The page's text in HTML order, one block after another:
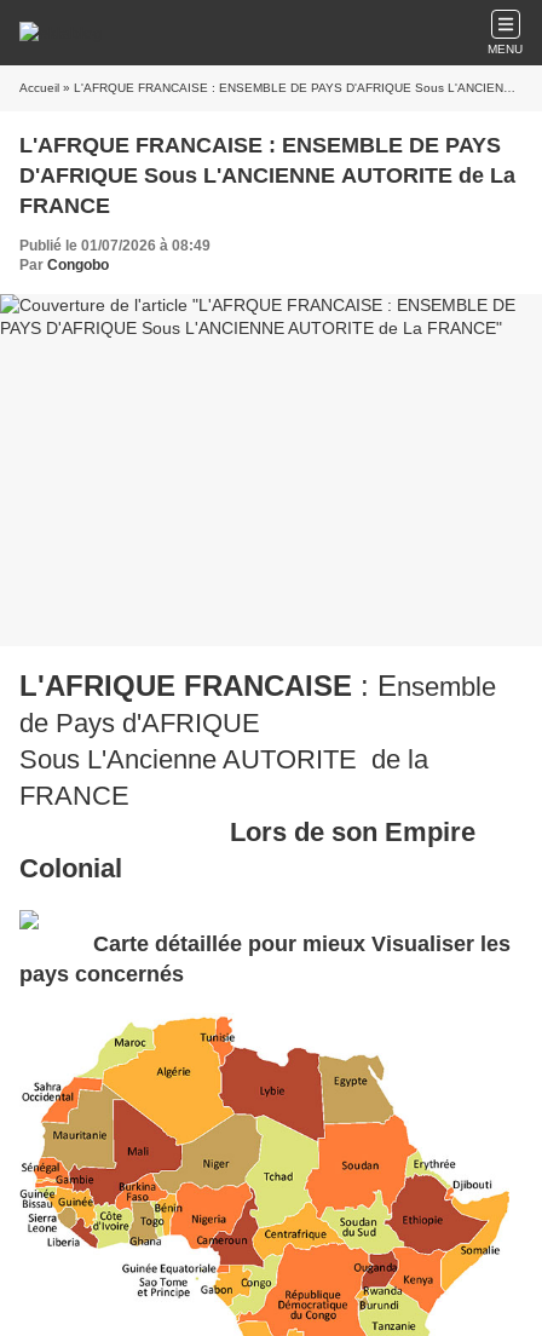
MENU
Accueil » L'AFRQUE FRANCAISE : ENSEMBLE DE PAYS D'AFRIQUE Sous L'ANCIENNE AUTORITE de La FRANCE
L'AFRQUE FRANCAISE : ENSEMBLE DE PAYS
D'AFRIQUE Sous L'ANCIENNE AUTORITE de La
FRANCE
Publié le 01/07/2026 à 08:49
Par Congobo
L'AFRIQUE FRANCAISE : Ensemble
de Pays d'AFRIQUE
Sous L'Ancienne AUTORITE de la
FRANCE
Lors de son Empire
Colonial
Carte détaillée pour mieux Visualiser les
pays concernés